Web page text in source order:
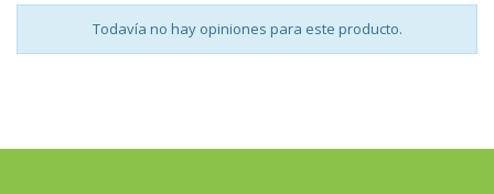
Todavía no hay opiniones para este producto.